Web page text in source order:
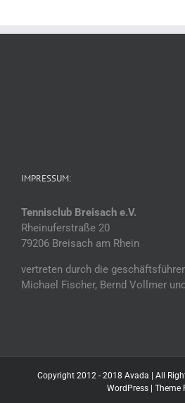
IMPRESSUM:
Tennisclub Breisach e.V.
Rheinuferstraße 20
79206 Breisach am Rhein
vertreten durch die
Michael Fischer, Bernd Vollmer
Copyright 2012 - 2018 Avada | All
WordPress| Theme